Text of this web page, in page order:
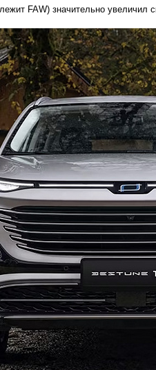
FAW) значительно